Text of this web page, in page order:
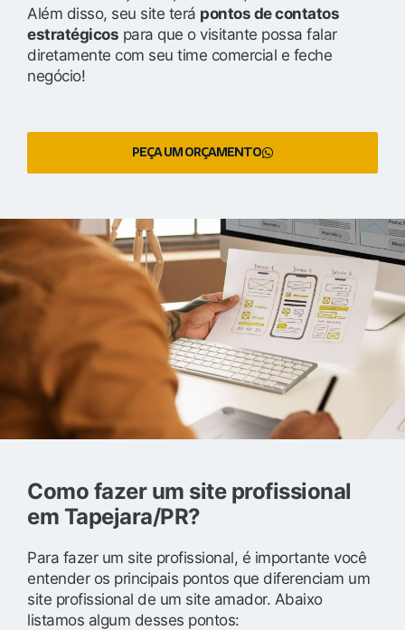
Além disso, seu site terá pontos de contatos
estratégicos para que o visitante possa falar
diretamente com seu time comercial e feche
negócio!
PEÇA UM ORÇAMENTO
Como fazer um site profissional
em Tapejara/PR?
Para fazer um site profissional, é importante você
entender os principais pontos que diferenciam um
site profissional de um site amador. Abaixo
listamos algum desses pontos: